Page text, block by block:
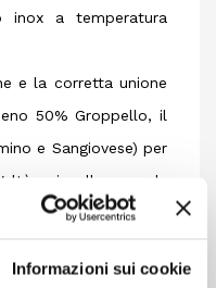
Informazioni sui cookie
inox a temperatura
e la corretta unione
50% Groppello, il
e Sangiovese) per
sulla sponda
su terreni di origine
aspetti: dal colore